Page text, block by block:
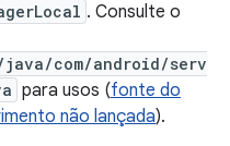
. Consulte o
com/android/serv
para usos (fonte do
não lançada).